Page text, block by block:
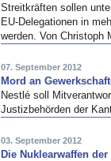
Streitkräften sollen
EU-Delegationen in
werden. Von Christoph
07. September 2012
Mord an
Nestlé soll
Justizbehörden der
03. September 2012
Die Nuklearwaffen